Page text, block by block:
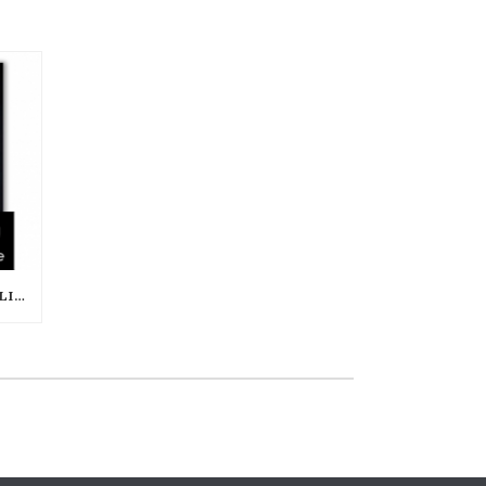
« PORTRAITS DE CHATS » LE LIVRE